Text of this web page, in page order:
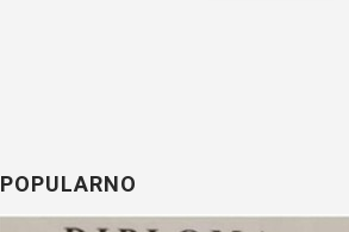
POPULARNO